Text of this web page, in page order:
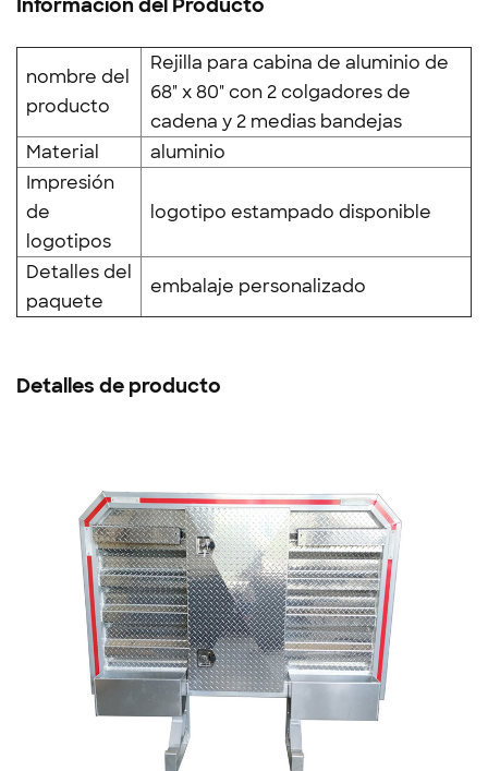
Información del Producto
nombre del
producto
Rejilla para cabina de aluminio de
68" x 80" con 2 colgadores de
cadena y 2 medias bandejas
Material
aluminio
Impresión
de
logotipos
logotipo estampado disponible
Detalles del
paquete
embalaje personalizado
Detalles de producto